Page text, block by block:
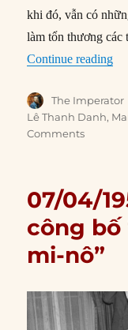
khi đó, vẫn có
làm tổn thương các
Continue reading
Author
The Imperator
Lê Thanh Danh,
Comments
07/04/
công bố
mi-nô”